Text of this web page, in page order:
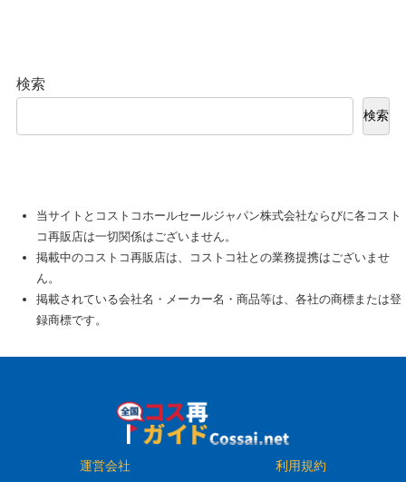
検索
検索
当サイトとコストコホールセールジャパン株式会社ならびに各コスト
コ再販店は一切関係はございません。
掲載中のコストコ再販店は、コストコ社との業務提携はございませ
ん。
掲載されている会社名・メーカー名・商品等は、各社の商標または登
録商標です。
運営会社 利用規約